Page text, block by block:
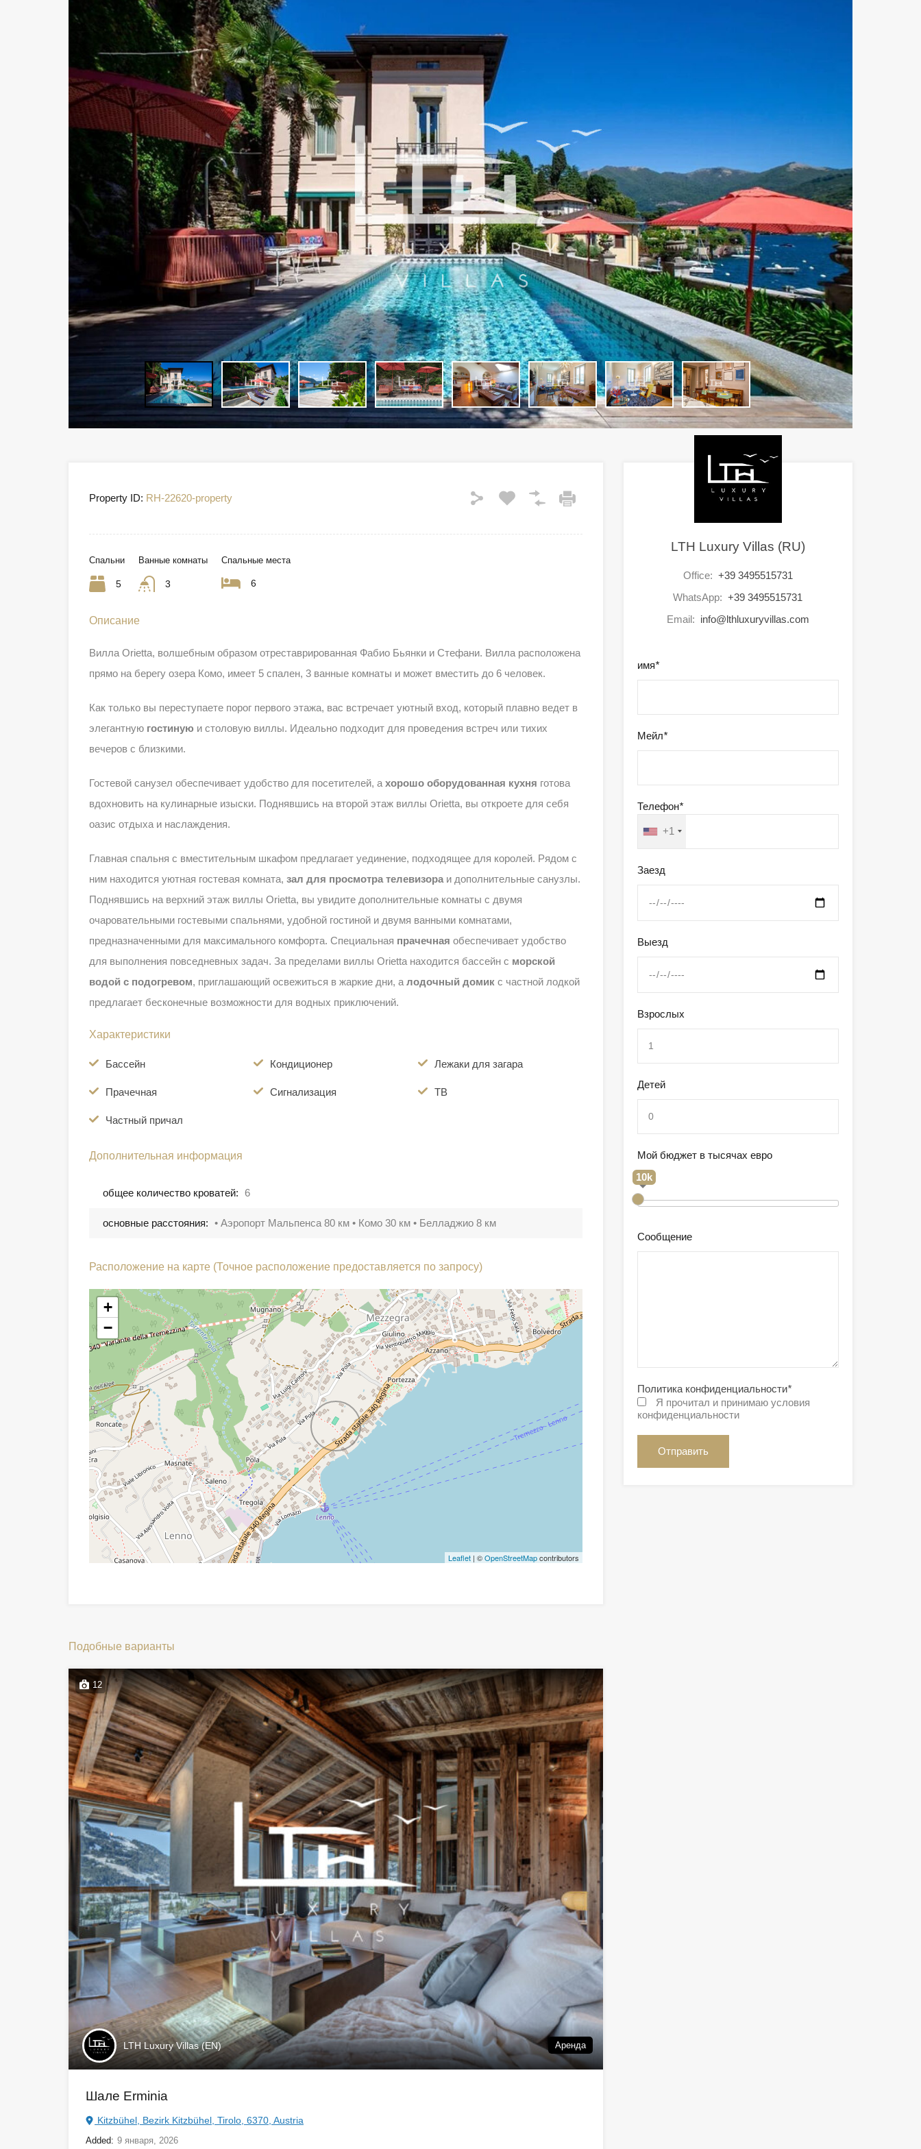
Property ID: RH-22620-property
Спальни
5
Ванные комнаты
3
Спальные места
6
Описание
Вилла Orietta, волшебным образом отреставрированная Фабио Бьянки и Стефани. Вилла расположена
прямо на берегу озера Комо, имеет 5 спален, 3 ванные комнаты и может вместить до 6 человек.
Как только вы переступаете порог первого этажа, вас встречает уютный вход, который плавно ведет в
элегантную гостиную и столовую виллы. Идеально подходит для проведения встреч или тихих
вечеров с близкими.
Гостевой санузел обеспечивает удобство для посетителей, а хорошо оборудованная кухня готова
вдохновить на кулинарные изыски. Поднявшись на второй этаж виллы Orietta, вы откроете для себя
оазис отдыха и наслаждения.
Главная спальня с вместительным шкафом предлагает уединение, подходящее для королей. Рядом с
ним находится уютная гостевая комната, зал для просмотра телевизора и дополнительные санузлы.
Поднявшись на верхний этаж виллы Orietta, вы увидите дополнительные комнаты с двумя
очаровательными гостевыми спальнями, удобной гостиной и двумя ванными комнатами,
предназначенными для максимального комфорта. Специальная прачечная обеспечивает удобство
для выполнения повседневных задач. За пределами виллы Orietta находится бассейн с морской
водой с подогревом, приглашающий освежиться в жаркие дни, а лодочный домик с частной лодкой
предлагает бесконечные возможности для водных приключений.
Характеристики
Бассейн Кондиционер Лежаки для загара
Прачечная Сигнализация ТВ
Частный причал
Дополнительная информация
общее количество кроватей: 6
основные расстояния: • Аэропорт Мальпенса 80 км • Комо 30 км • Белладжио 8 км
Расположение на карте (Точное расположение предоставляется по запросу)
+
−
Leaflet| ©OpenStreetMapcontributors
Подобные варианты
12
LTH Luxury Villas (EN) Аренда
Шале Erminia
Kitzbühel, Bezirk Kitzbühel, Tirolo, 6370, Austria
Added: 9 января, 2026
LTH Luxury Villas (RU)
Office: +39 3495515731
WhatsApp: +39 3495515731
Email: info@lthluxuryvillas.com
имя*
Мейл*
Телефон*
+1
Заезд
Выезд
Взрослых
Детей
Мой бюджет в тысячах евро
10k
Сообщение
Политика конфиденциальности*
Я прочитал и принимаю условия
конфиденциальности